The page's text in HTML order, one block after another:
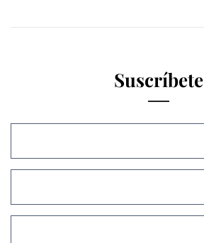
Suscríbete